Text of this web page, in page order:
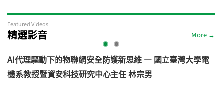
Featured Videos
精選影音 More →
AI代理驅動下的物聯網安全防護新思維 — 國立臺灣大學電
機系教授暨資安科技研究中心主任 林宗男